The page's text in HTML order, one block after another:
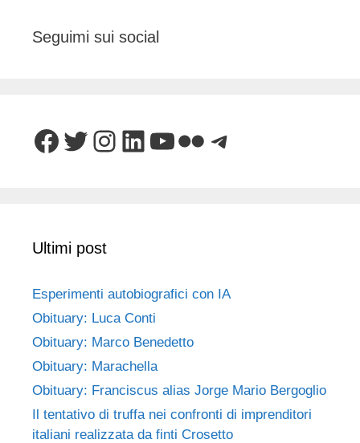
Seguimi sui social
Facebook
Twitter
Instagram
LinkedIn
YouTube
FlickrTelegram
Ultimi post
Esperimenti autobiografici con IA
Obituary: Luca Conti
Obituary: Marco Benedetto
Obituary: Marachella
Obituary: Franciscus alias Jorge Mario Bergoglio
Il tentativo di truffa nei confronti di imprenditori
italiani realizzata da finti Crosetto